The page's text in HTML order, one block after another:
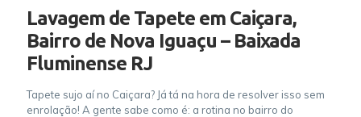
Lavagem de Tapete em Caiçara,
Bairro de Nova Iguaçu – Baixada
Fluminense RJ
Tapete sujo aí no Caiçara? Já tá na hora de resolver isso sem
enrolação! A gente sabe como é: a rotina no bairro do